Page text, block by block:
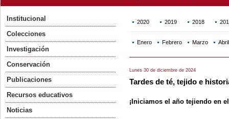
Institucional
Colecciones
Investigación
Conservación
Publicaciones
Recursos educativos
Noticias
2020 2019 2018
Enero Febrero Marzo Abril
Lunes 30 de diciembre de 2024
Tardes de té, tejido e
¡Iniciamos el año tejiendo en